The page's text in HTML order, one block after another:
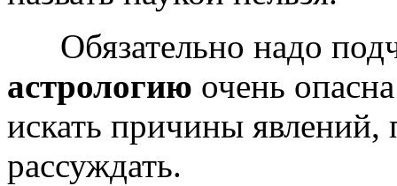
Обязательно надо
астрологию очень
искать причины явлений,
рассуждать.